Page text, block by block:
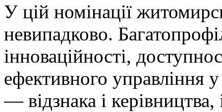
У цій номінації
невипадково.
інноваційності,
ефективного управління
— відзнака і керівництва,